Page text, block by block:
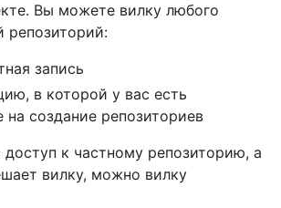
Вы можете вилку любого
репозиторий:
запись
в которой у вас есть
на создание репозиториев
доступ к частному репозиторию, а
вилку, можно вилку